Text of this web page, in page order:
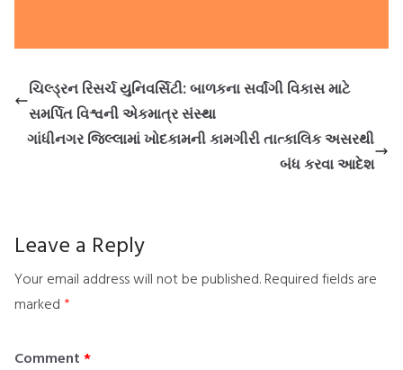
ચિલ્ડ્રન રિસર્ચ યુનિવર્સિટી: બાળકના સર્વાંગી વિકાસ માટે
સમર્પિત વિશ્વની એકમાત્ર સંસ્થા
ગાંધીનગર જિલ્લામાં ખોદકામની કામગીરી તાત્કાલિક અસરથી
બંધ કરવા આદેશ
Leave a Reply
Your email address will not be published. Required fields are
marked *
Comment *